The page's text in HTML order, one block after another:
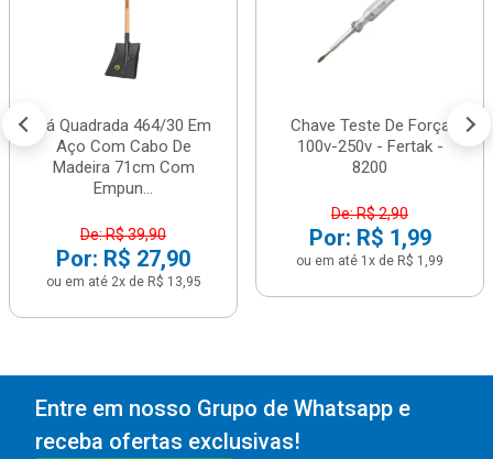
Pá Quadrada 464/30 Em
Aço Com Cabo De
Madeira 71cm Com
Empun...
De: R$ 39,90
Por: R$ 27,90
ou em até 2x de R$ 13,95
Chave Teste De Força
100v-250v - Fertak -
8200
De: R$ 2,90
Por: R$ 1,99
ou em até 1x de R$ 1,99
Entre em nosso Grupo de Whatsapp e
receba ofertas exclusivas!